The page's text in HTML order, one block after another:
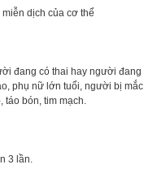
dịch của cơ thể
đang có thai hay người đang
phụ nữ lớn tuổi, người bị mắc
táo bón, tim mạch.
3 lần.